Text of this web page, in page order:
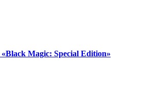
Magic: Special Edition»